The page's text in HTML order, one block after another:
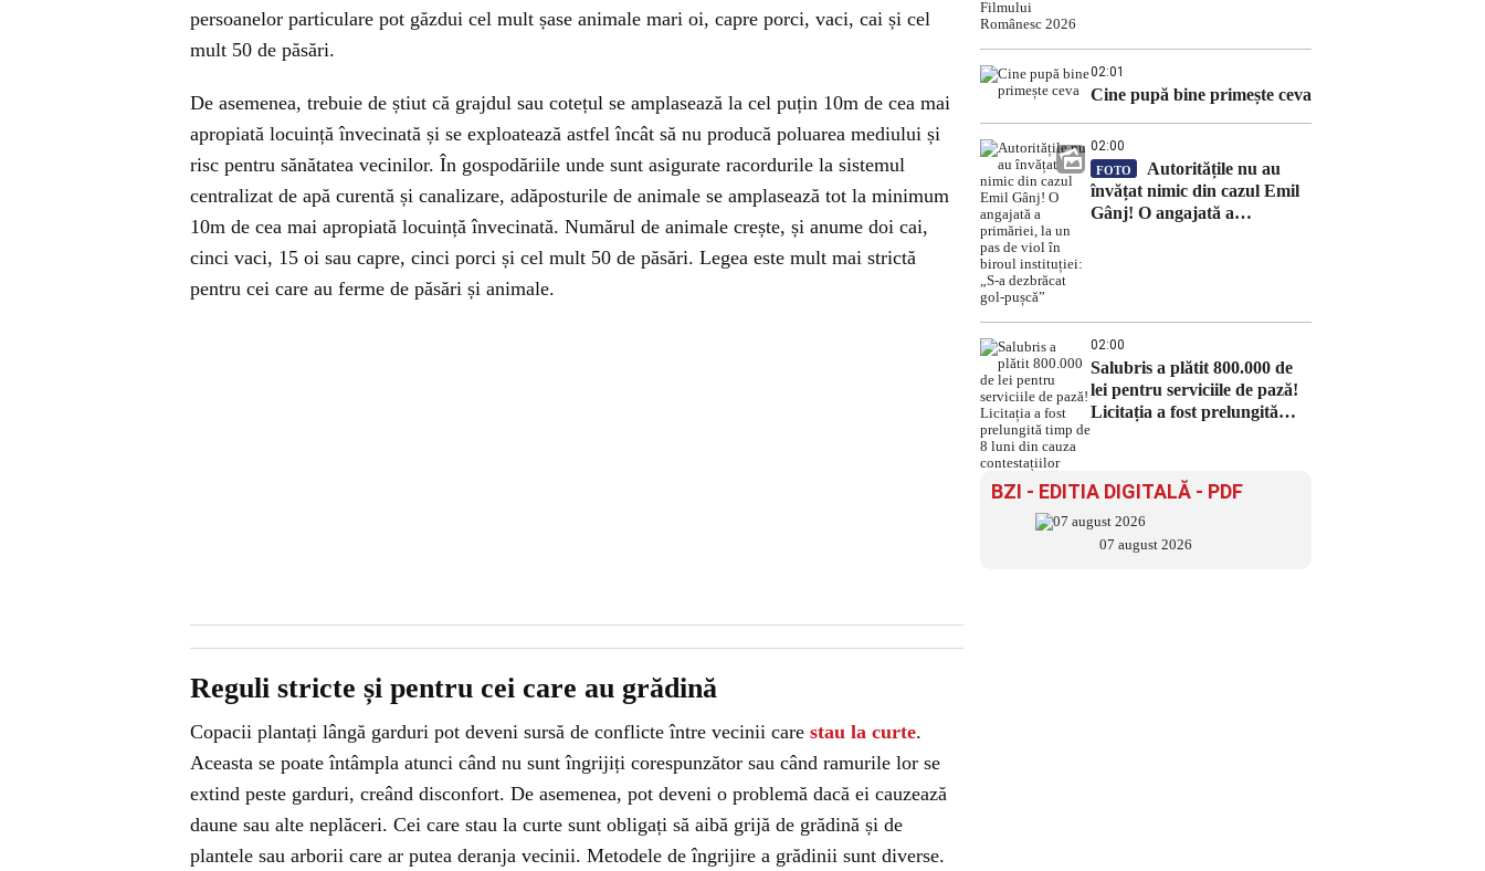
persoanelor particulare pot găzdui cel mult șase animale mari oi, capre porci, vaci, cai și cel
mult 50 de păsări.
De asemenea, trebuie de știut că grajdul sau cotețul se amplasează la cel puțin 10m de cea mai
apropiată locuință învecinată și se exploatează astfel încât să nu producă poluarea mediului și
risc pentru sănătatea vecinilor. În gospodăriile unde sunt asigurate racordurile la sistemul
centralizat de apă curentă și canalizare, adăposturile de animale se amplasează tot la minimum
10m de cea mai apropiată locuință învecinată. Numărul de animale crește, și anume doi cai,
cinci vaci, 15 oi sau capre, cinci porci și cel mult 50 de păsări. Legea este mult mai strictă
pentru cei care au ferme de păsări și animale.
Reguli stricte și pentru cei care au grădină
Copacii plantați lângă garduri pot deveni sursă de conflicte între vecinii care stau la curte.
Aceasta se poate întâmpla atunci când nu sunt îngrijiți corespunzător sau când ramurile lor se
extind peste garduri, creând disconfort. De asemenea, pot deveni o problemă dacă ei cauzează
daune sau alte neplăceri. Cei care stau la curte sunt obligați să aibă grijă de grădină și de
plantele sau arborii care ar putea deranja vecinii. Metodele de îngrijire a grădinii sunt diverse.
02:01
Cine pupă bine primește ceva
02:00
FOTO
Autoritățile nu au
învățat nimic din cazul Emil
Gânj! O angajată a
02:00
Salubris a plătit 800.000 de
lei pentru serviciile de pază!
Licitația a fost prelungită
BZI - EDITIA DIGITALĂ - PDF
07 august 2026